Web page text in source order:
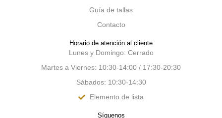
Guía de tallas
Contacto
Horario de atención al cliente
Lunes y Domingo: Cerrado
Martes a Viernes: 10:30-14:00 / 17:30-20:30
Sábados: 10:30-14:30
Elemento de lista
Síguenos